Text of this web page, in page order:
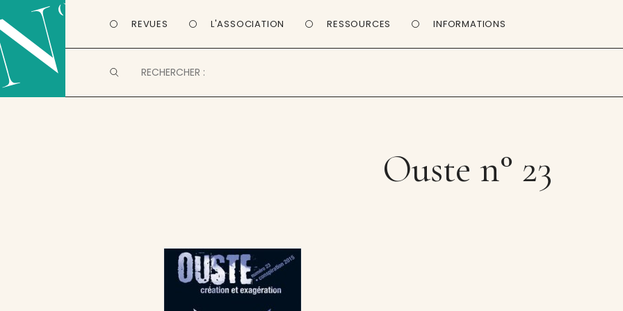
REVUES L'ASSOCIATION RESSOURCES INFORMATIONS
Ouste n° 23